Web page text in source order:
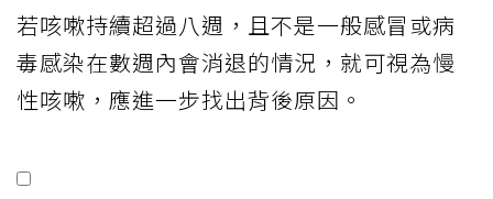
若咳嗽持續超過八週，且不是一般感冒或病
毒感染在數週內會消退的情況，就可視為慢
性咳嗽，應進一步找出背後原因。